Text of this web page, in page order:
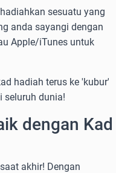
sesuatu yang
anda sayangi dengan
Apple/iTunes untuk
hadiah terus ke 'kubur'
seluruh dunia!
dengan Kad
akhir! Dengan